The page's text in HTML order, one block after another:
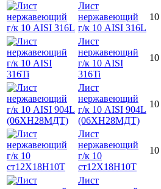
Лист
нержавеющий
г/к 10 AISI 316L
10
Лист
нержавеющий
г/к 10 AISI
316Ti
10
Лист
нержавеющий
г/к 10 AISI 904L
(06ХН28МДТ)
10
Лист
нержавеющий
г/к 10
ст12Х18Н10Т
10
Лист